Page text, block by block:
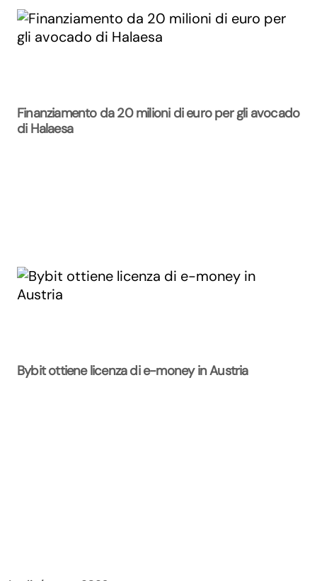
Finanziamento da 20 milioni di euro per gli avocado
di Halaesa
Bybit ottiene licenza di e-money in Austria